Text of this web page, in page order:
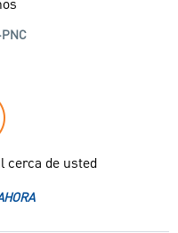
cerca de usted